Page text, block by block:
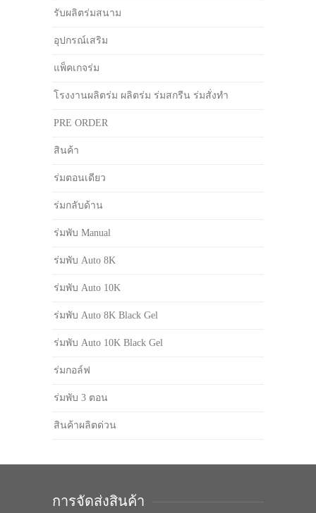
รับผลิตร่มสนาม
อุปกรณ์เสริม
แพ็คเกจร่ม
โรงงานผลิตร่ม ผลิตร่ม ร่มสกรีน ร่มสั่งทำ
PRE ORDER
สินค้า
ร่มตอนเดียว
ร่มกลับด้าน
ร่มพับ Manual
ร่มพับ Auto 8K
ร่มพับ Auto 10K
ร่มพับ Auto 8K Black Gel
ร่มพับ Auto 10K Black Gel
ร่มกอล์ฟ
ร่มพับ 3 ตอน
สินค้าผลิตด่วน
การจัดส่งสินค้า